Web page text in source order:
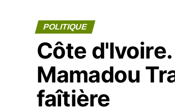
POLITIQUE
Côte
Mamadou
faîtière